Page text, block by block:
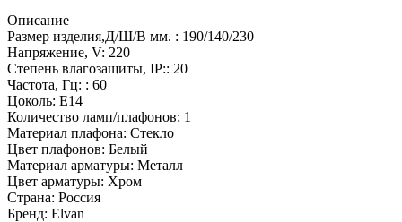
Описание
Размер изделия,Д/Ш/В мм. : 190/140/230
Напряжение, V: 220
Степень влагозащиты, IP:: 20
Частота, Гц: : 60
Цоколь: E14
Количество ламп/плафонов: 1
Материал плафона: Стекло
Цвет плафонов: Белый
Материал арматуры: Металл
Цвет арматуры: Хром
Страна: Россия
Бренд: Elvan